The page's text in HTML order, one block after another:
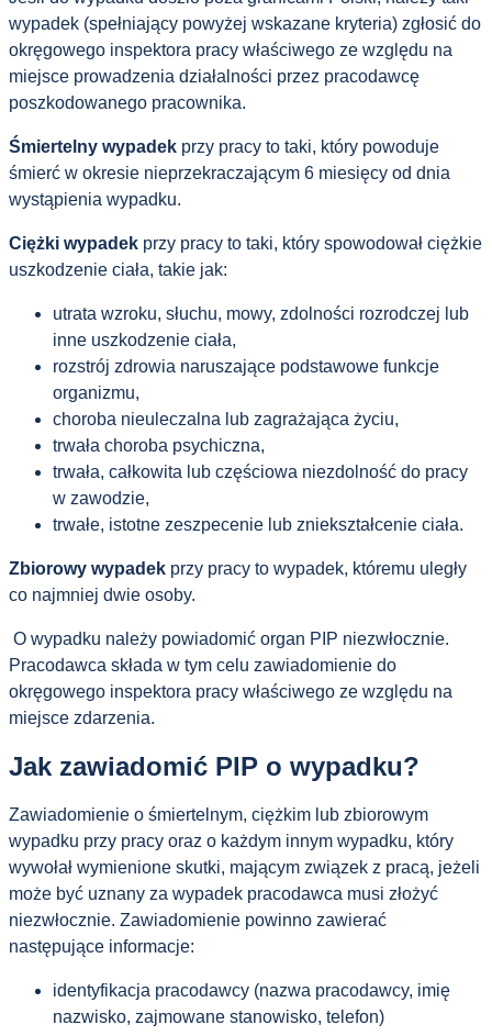
wypadek (spełniający powyżej wskazane kryteria) zgłosić do
okręgowego inspektora pracy właściwego ze względu na
miejsce prowadzenia działalności przez pracodawcę
poszkodowanego pracownika.
Śmiertelny wypadek przy pracy to taki, który powoduje
śmierć w okresie nieprzekraczającym 6 miesięcy od dnia
wystąpienia wypadku.
Ciężki wypadek przy pracy to taki, który spowodował ciężkie
uszkodzenie ciała, takie jak:
utrata wzroku, słuchu, mowy, zdolności rozrodczej lub
inne uszkodzenie ciała,
rozstrój zdrowia naruszające podstawowe funkcje
organizmu,
choroba nieuleczalna lub zagrażająca życiu,
trwała choroba psychiczna,
trwała, całkowita lub częściowa niezdolność do pracy
w zawodzie,
trwałe, istotne zeszpecenie lub zniekształcenie ciała.
Zbiorowy wypadek przy pracy to wypadek, któremu uległy
co najmniej dwie osoby.
O wypadku należy powiadomić organ PIP niezwłocznie.
Pracodawca składa w tym celu zawiadomienie do
okręgowego inspektora pracy właściwego ze względu na
miejsce zdarzenia.
Jak zawiadomić PIP o wypadku?
Zawiadomienie o śmiertelnym, ciężkim lub zbiorowym
wypadku przy pracy oraz o każdym innym wypadku, który
wywołał wymienione skutki, mającym związek z pracą, jeżeli
może być uznany za wypadek pracodawca musi złożyć
niezwłocznie. Zawiadomienie powinno zawierać
następujące informacje:
identyfikacja pracodawcy (nazwa pracodawcy, imię
nazwisko, zajmowane stanowisko, telefon)